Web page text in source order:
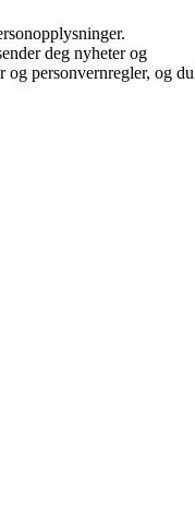
deg nyheter og
personvernregler, og du